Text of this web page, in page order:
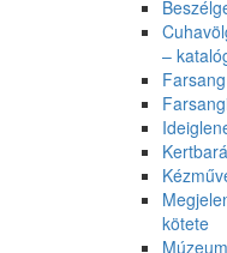
–
kötete